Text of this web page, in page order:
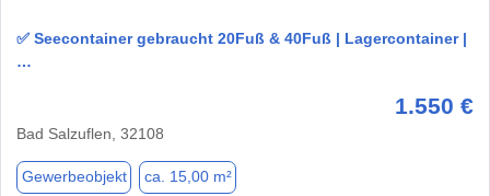
✅ Seecontainer gebraucht 20Fuß & 40Fuß | Lagercontainer |
…
1.550 €
Bad Salzuflen, 32108
Gewerbeobjekt ca. 15,00 m²